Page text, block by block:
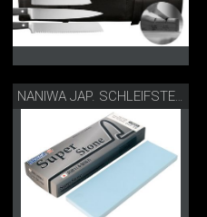
NANIWA JAP. SCHLEIFSTEIN S1-410